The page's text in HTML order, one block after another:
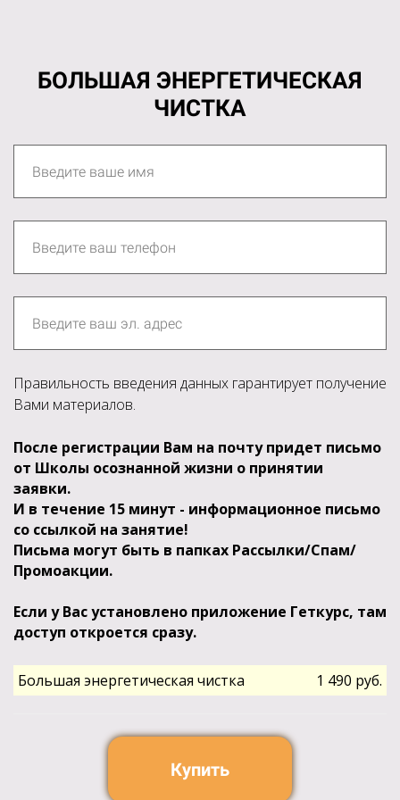
БОЛЬШАЯ ЭНЕРГЕТИЧЕСКАЯ
ЧИСТКА
Правильность введения данных гарантирует получение
Вами материалов.
После регистрации Вам на почту придет письмо
от Школы осознанной жизни о принятии
заявки.
И в течение 15 минут - информационное письмо
со ссылкой на занятие!
Письма могут быть в папках Рассылки/Спам/
Промоакции.
Если у Вас установлено приложение Геткурс, там
доступ откроется сразу.
Большая энергетическая чистка 1 490 руб.
Купить